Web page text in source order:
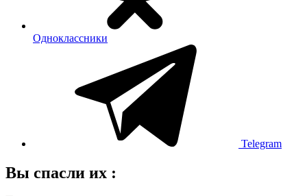
Одноклассники
Telegram
Вы спасли их :